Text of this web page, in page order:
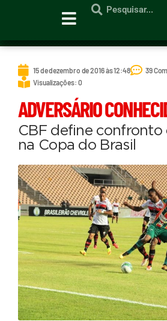
15 de dezembro de 2016 às 12:48
39
Visualizações: 0
ADVERSÁRIO
CBF define confronto
na Copa do Brasil